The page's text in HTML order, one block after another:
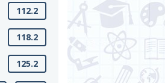
112.2
118.2
125.2